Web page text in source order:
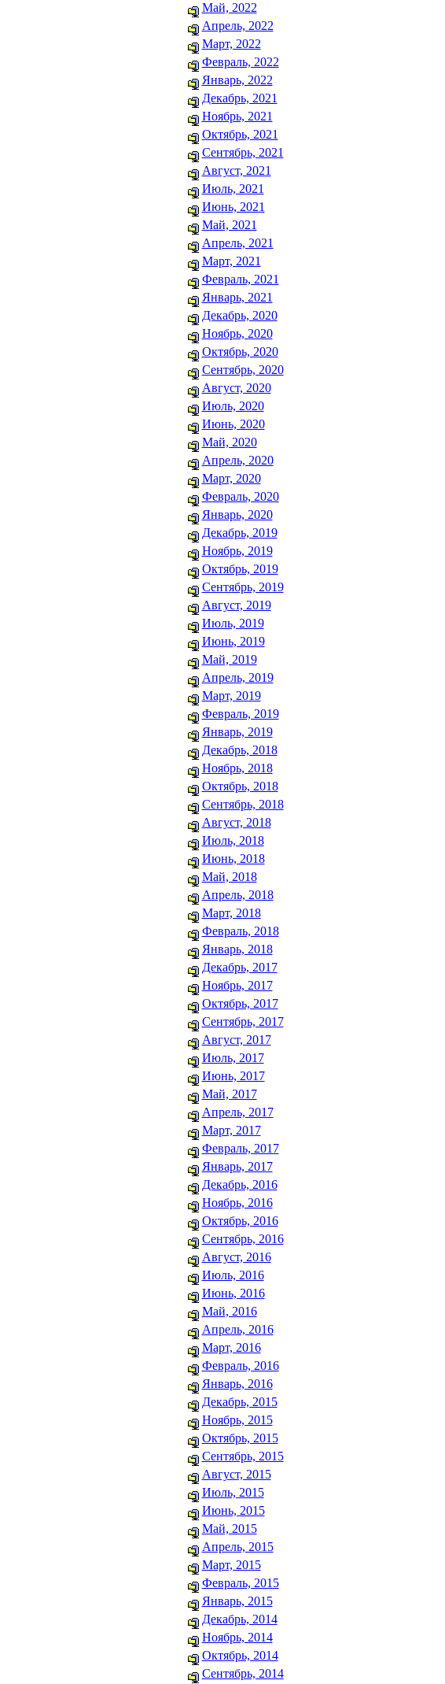
Май, 2022
Апрель, 2022
Март, 2022
Февраль, 2022
Январь, 2022
Декабрь, 2021
Ноябрь, 2021
Октябрь, 2021
Сентябрь, 2021
Август, 2021
Июль, 2021
Июнь, 2021
Май, 2021
Апрель, 2021
Март, 2021
Февраль, 2021
Январь, 2021
Декабрь, 2020
Ноябрь, 2020
Октябрь, 2020
Сентябрь, 2020
Август, 2020
Июль, 2020
Июнь, 2020
Май, 2020
Апрель, 2020
Март, 2020
Февраль, 2020
Январь, 2020
Декабрь, 2019
Ноябрь, 2019
Октябрь, 2019
Сентябрь, 2019
Август, 2019
Июль, 2019
Июнь, 2019
Май, 2019
Апрель, 2019
Март, 2019
Февраль, 2019
Январь, 2019
Декабрь, 2018
Ноябрь, 2018
Октябрь, 2018
Сентябрь, 2018
Август, 2018
Июль, 2018
Июнь, 2018
Май, 2018
Апрель, 2018
Март, 2018
Февраль, 2018
Январь, 2018
Декабрь, 2017
Ноябрь, 2017
Октябрь, 2017
Сентябрь, 2017
Август, 2017
Июль, 2017
Июнь, 2017
Май, 2017
Апрель, 2017
Март, 2017
Февраль, 2017
Январь, 2017
Декабрь, 2016
Ноябрь, 2016
Октябрь, 2016
Сентябрь, 2016
Август, 2016
Июль, 2016
Июнь, 2016
Май, 2016
Апрель, 2016
Март, 2016
Февраль, 2016
Январь, 2016
Декабрь, 2015
Ноябрь, 2015
Октябрь, 2015
Сентябрь, 2015
Август, 2015
Июль, 2015
Июнь, 2015
Май, 2015
Апрель, 2015
Март, 2015
Февраль, 2015
Январь, 2015
Декабрь, 2014
Ноябрь, 2014
Октябрь, 2014
Сентябрь, 2014